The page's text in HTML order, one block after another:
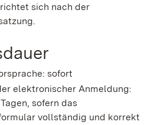
sich nach der
sofort
elektronischer Anmeldung:
sofern das
vollständig und korrekt